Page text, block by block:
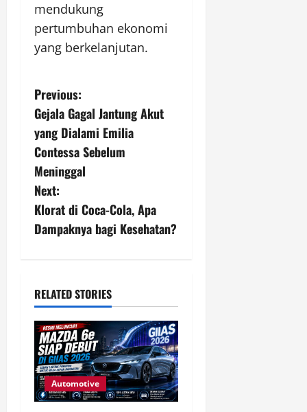
mendukung
pertumbuhan ekonomi
yang berkelanjutan.
P
o
s
t
n
a
i
g
a
t
Previous:
Gejala Gagal Jantung Akut
yang Dialami Emilia
Contessa Sebelum
Meninggal
Next:
Klorat di Coca-Cola, Apa
Dampaknya bagi Kesehatan?
RELATED STORIES
Automotive